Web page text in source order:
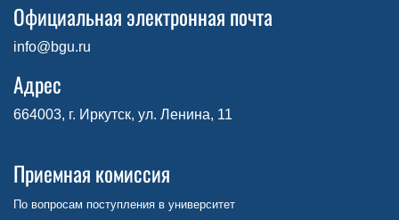
Официальная электронная почта
info@bgu.ru
Адрес
664003, г. Иркутск, ул. Ленина, 11
Приемная комиссия
По вопросам поступления в университет